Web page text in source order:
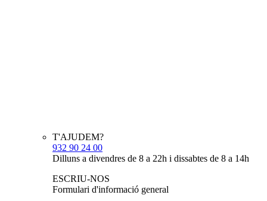
T'AJUDEM?
932 90 24 00
Dilluns a divendres de 8 a 22h i dissabtes de 8 a 14h
ESCRIU-NOS
Formulari d'informació general